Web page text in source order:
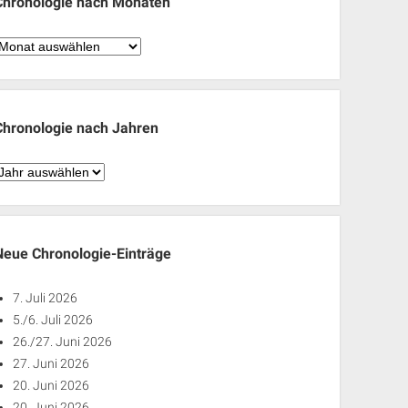
Chronologie
nach Jahren
Chronologie-Einträge
7. Juli 2026
5./6. Juli 2026
26./27. Juni 2026
27. Juni 2026
20. Juni 2026